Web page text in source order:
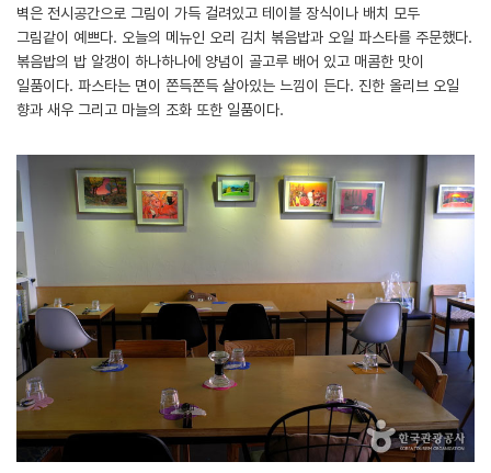
벽은 전시공간으로 그림이 가득 걸려있고 테이블 장식이나 배치 모두
그림같이 예쁘다. 오늘의 메뉴인 오리 김치 볶음밥과 오일 파스타를 주문했다.
볶음밥의 밥 알갱이 하나하나에 양념이 골고루 배어 있고 매콤한 맛이
일품이다. 파스타는 면이 쫀득쫀득 살아있는 느낌이 든다. 진한 올리브 오일
향과 새우 그리고 마늘의 조화 또한 일품이다.